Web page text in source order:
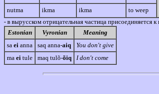
nutma
ikma ikma
to weep
- в вырусском отрицательная частица присоединяется к
Estonian
Vyronian
Meaning
sa ei anna saq anna-aiq
You don't give
ma ei tule maq tulõ-õiq I don't come